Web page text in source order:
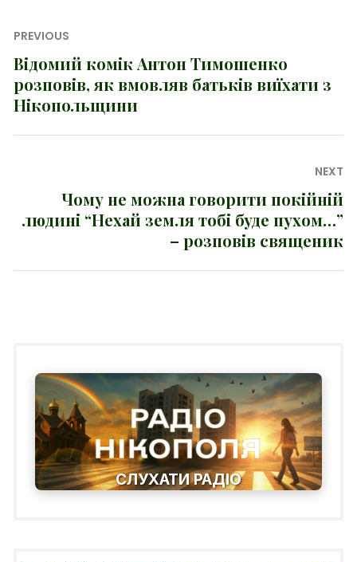
Навігація
записів
PREVIOUS
Previous
post:
Відомий комік Антон Тимошенко
розповів, як вмовляв батьків виїхати з
Нікопольщини
NEXT
post:
Чому не можна говорити покійній
людині “Нехай земля тобі буде пухом…”
– розповів священик
СЛУХАТИ РАДІО